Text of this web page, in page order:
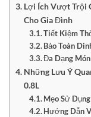
Lợi Ích Vượt Trội
Cho Gia Đình
Tiết Kiệm
Bảo Toàn
Đa Dạng
Những Lưu Ý
0.8L
Mẹo Sử
Hướng Dẫn